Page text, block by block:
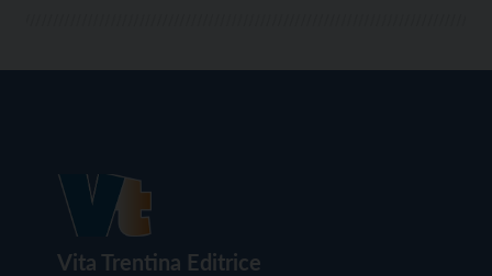
Vita Trentina Editrice